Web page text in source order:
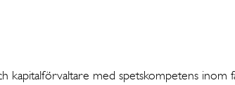
kapitalförvaltare med spetskompetens inom